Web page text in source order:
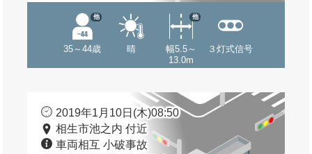
35～44歳
他
晴
幅5.5～
13.0m
他
３灯式信号
2019年1月10日(木)08:50
相生市池之内 付近
車両相互 小破事故